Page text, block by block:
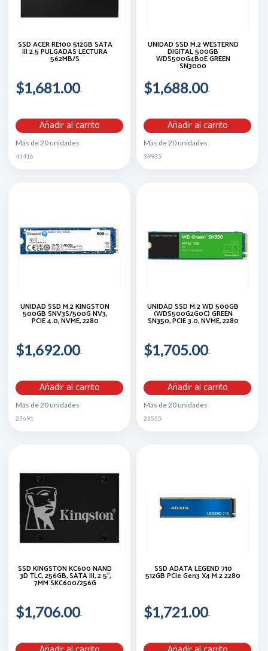
SSD ACER RE100 512GB SATA
III 2.5 PULGADAS LECTURA
562MB/S
$1,681.00
Añadir al carrito
Más de 20 unidades
41416
UNIDAD SSD M.2 WESTERND
DIGITAL 500GB
WDS500G4B0E GREEN
SN3000
$1,688.00
Añadir al carrito
Más de 20 unidades
39935
UNIDAD SSD M.2 KINGSTON
500GB SNV3S/500G NV3,
PCIE 4.0, NVME, 2280
$1,692.00
Añadir al carrito
Más de 20 unidades
27691
UNIDAD SSD M.2 WD 500GB
(WDS500G2G0C) GREEN
SN350, PCIE 3.0, NVME, 2280
$1,705.00
Añadir al carrito
Más de 20 unidades
23555
SSD KINGSTON KC600 NAND
3D TLC, 256GB, SATA III, 2.5'',
7MM SKC600/256G
$1,706.00
SSD ADATA LEGEND 710
512GB PCIe Gen3 X4 M.2 2280
$1,721.00